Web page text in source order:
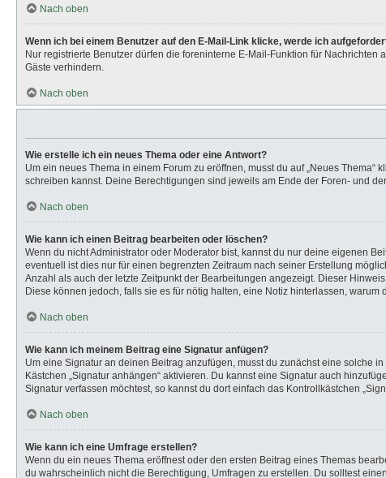
Nach oben
Wenn ich bei einem Benutzer auf den E-Mail-Link klicke, werde ich
Nur registrierte Benutzer dürfen die foreninterne E-Mail-Funktion für
Gäste verhindern.
Nach oben
Wie erstelle ich ein neues Thema oder eine Antwort?
Um ein neues Thema in einem Forum zu eröffnen, musst du auf „Neues
schreiben kannst. Deine Berechtigungen sind jeweils am Ende der Foren- und
Nach oben
Wie kann ich einen Beitrag bearbeiten oder löschen?
Wenn du nicht Administrator oder Moderator bist, kannst du nur deine eigenen
eventuell ist dies nur für einen begrenzten Zeitraum nach seiner Erstellung
Anzahl als auch der letzte Zeitpunkt der Bearbeitungen angezeigt. Dieser
Diese können jedoch, falls sie es für nötig halten, eine Notiz hinterlassen,
Nach oben
Wie kann ich meinem Beitrag eine Signatur anfügen?
Um eine Signatur an deinen Beitrag anzufügen, musst du zunächst eine solche
Kästchen „Signatur anhängen“ aktivieren. Du kannst eine Signatur auch
Signatur verfassen möchtest, so kannst du dort einfach das Kontrollkästchen
Nach oben
Wie kann ich eine Umfrage erstellen?
Wenn du ein neues Thema eröffnest oder den ersten Beitrag eines Themas
du wahrscheinlich nicht die Berechtigung, Umfragen zu erstellen. Du solltest